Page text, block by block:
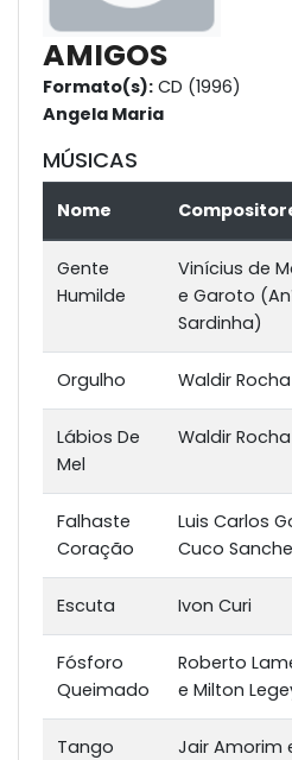
AMIGOS
Formato(s): CD (1996)
Angela Maria
MÚSICAS
Nome
Gente
Humilde
Vinícius de
e Garoto
Sardinha)
Orgulho Waldir
Lábios De
Mel
Waldir Rocha
Falhaste
Coração
Luis Carlos
Cuco
Escuta Ivon Curi
Fósforo
Queimado
Roberto
e Milton
Tango
Jair Amorim